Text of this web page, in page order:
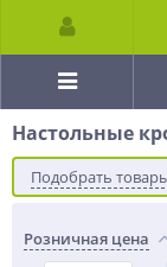
Настольные
Подобрать
Розничная цена